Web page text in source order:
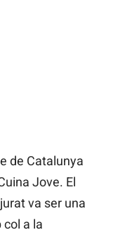
de Catalunya
Jove. El
va ser una
col a la